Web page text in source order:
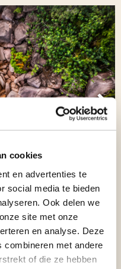
cookies
en advertenties te
social media te bieden
Ook delen we
site met onze
en analyse. Deze
combineren met andere
of die ze hebben